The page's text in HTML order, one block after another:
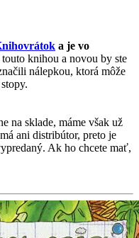
a je vo
knihou a novou by ste
nálepkou, ktorá môže
na sklade, máme však už
ani distribútor, preto je
Ak ho chcete mať,